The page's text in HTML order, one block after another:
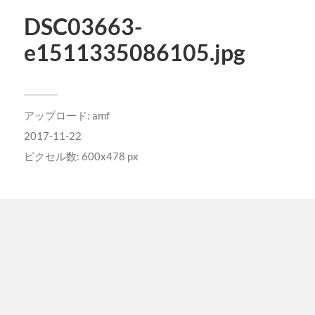
DSC03663-
e1511335086105.jpg
アップロード: amf
2017-11-22
ピクセル数: 600x478 px